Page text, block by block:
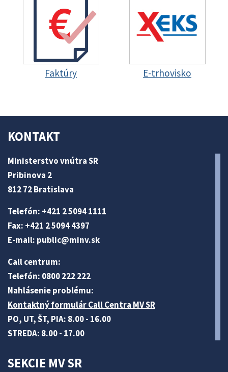
Faktúry E-trhovisko
KONTAKT
Ministerstvo vnútra SR
Pribinova 2
812 72 Bratislava
Telefón: +421 2 5094 1111
Fax: +421 2 5094 4397
E-mail: public@minv.sk
Call centrum:
Telefón: 0800 222 222
Nahlásenie problému:
Kontaktný formulár Call Centra MV SR
PO, UT, ŠT, PIA: 8.00 - 16.00
STREDA: 8.00 - 17.00
SEKCIE MV SR